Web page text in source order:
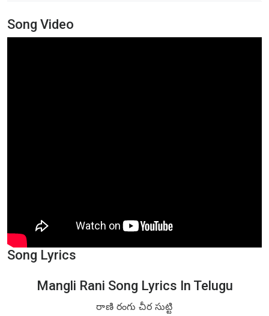
Song Video
Song Lyrics
Mangli Rani Song Lyrics In Telugu
రాణి రంగు చీర సుట్టి